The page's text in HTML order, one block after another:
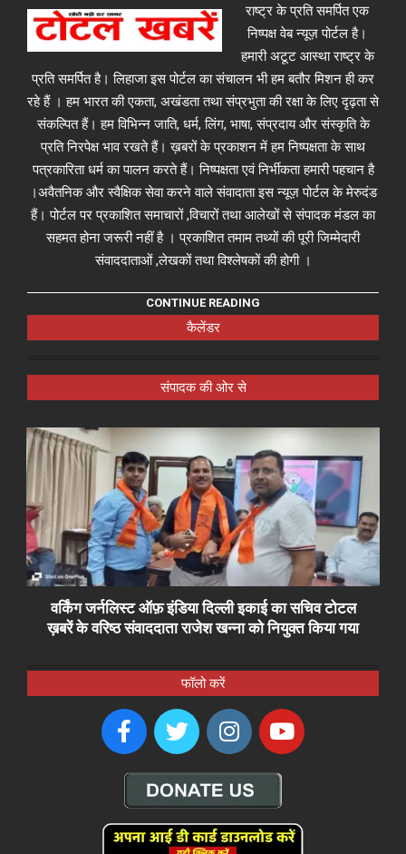
राष्ट्र के प्रति समर्पित एक
निष्पक्ष वेब न्यूज़ पोर्टल है।
हमारी अटूट आस्था राष्ट्र के
प्रति समर्पित है। लिहाजा इस पोर्टल का संचालन भी हम बतौर मिशन ही कर
रहे हैं । हम भारत की एकता, अखंडता तथा संप्रभुता की रक्षा के लिए दृढ़ता से
संकल्पित हैं। हम विभिन्न जाति, धर्म, लिंग, भाषा, संप्रदाय और संस्कृति के
प्रति निरपेक्ष भाव रखते हैं। ख़बरों के प्रकाशन में हम निष्पक्षता के साथ
पत्रकारिता धर्म का पालन करते हैं। निष्पक्षता एवं निर्भीकता हमारी पहचान है
।अवैतनिक और स्वैक्षिक सेवा करने वाले संवादाता इस न्यूज़ पोर्टल के मेरुदंड
हैं। पोर्टल पर प्रकाशित समाचारों ,विचारों तथा आलेखों से संपादक मंडल का
सहमत होना जरूरी नहीं है । प्रकाशित तमाम तथ्यों की पूरी जिम्मेदारी
संवाददाताओं ,लेखकों तथा विश्लेषकों की होगी ।
CONTINUE READING
कैलेंडर
संपादक की ओर से
वर्किंग जर्नलिस्ट ऑफ़ इंडिया दिल्ली इकाई का सचिव टोटल
ख़बरें के वरिष्ठ संवाददाता राजेश खन्ना को नियुक्त किया गया
फॉलो करें